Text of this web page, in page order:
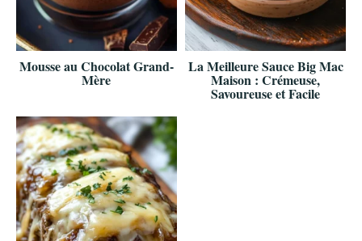
Mousse au Chocolat Grand-
Mère
La Meilleure Sauce Big Mac
Maison : Crémeuse,
Savoureuse et Facile